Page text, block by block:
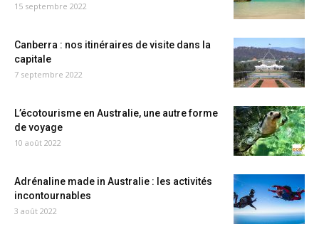
15 septembre 2022
Canberra : nos itinéraires de visite dans la
capitale
7 septembre 2022
L’écotourisme en Australie, une autre forme
de voyage
10 août 2022
Adrénaline made in Australie : les activités
incontournables
3 août 2022